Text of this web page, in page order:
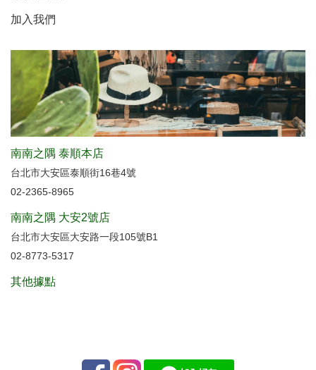
加入我們
南南之隅 泰順本店
台北市大安區泰順街16巷4號
02-2365-8965
南南之隅 大安2號店
台北市大安區大安路一段105號B1
02-8773-5317
其他據點